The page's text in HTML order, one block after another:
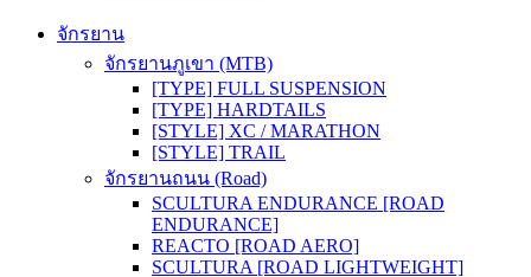
จักรยาน
จักรยานภูเขา (MTB)
[TYPE] FULL SUSPENSION
[TYPE] HARDTAILS
[STYLE] XC / MARATHON
[STYLE] TRAIL
จักรยานถนน (Road)
SCULTURA ENDURANCE [ROAD
ENDURANCE]
REACTO [ROAD AERO]
SCULTURA [ROAD LIGHTWEIGHT]